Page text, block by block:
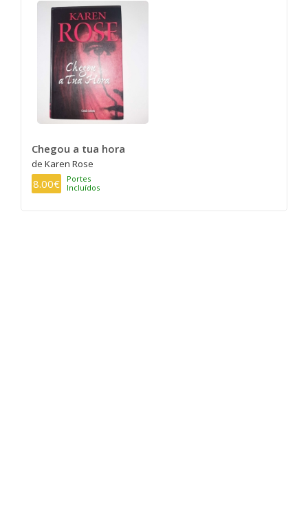
Chegou a tua hora
de Karen Rose
8.00€
Portes
Incluídos